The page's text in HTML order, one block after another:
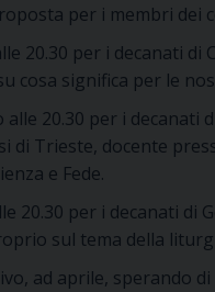
per i membri
20.30 per i decanati di
cosa significa per le
alle 20.30 per i decanati
di Trieste, docente
e Fede.
20.30 per i decanati
sul tema della
ad aprile,